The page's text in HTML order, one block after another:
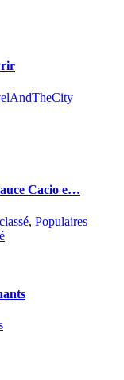
Cacio e…
, Populaires